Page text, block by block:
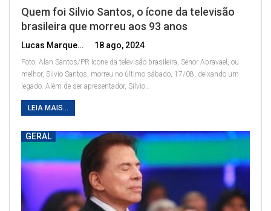
Quem foi Silvio Santos, o ícone da televisão
brasileira que morreu aos 93 anos
Lucas Marques 18 ago, 2024
Foto: Alan Santos/PR Ícone da televisão brasileira, Senor Abravael, ou
melhor, Silvio Santos, morreu no último sábado, 17/08, deixando um
legado. Além de ser apresentador, Silvio…
LEIA MAIS...
GERAL